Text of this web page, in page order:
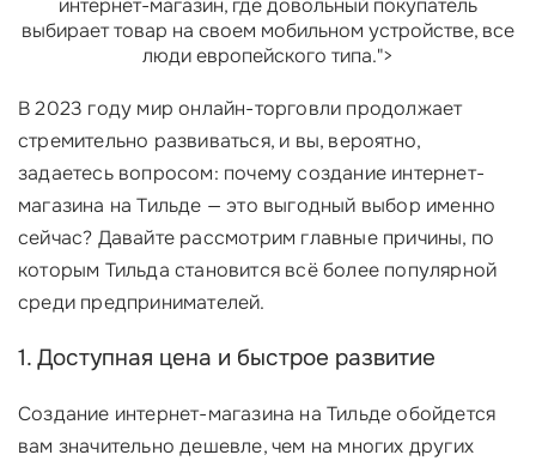
интернет-магазин, где довольный покупатель
выбирает товар на своем мобильном устройстве, все
люди европейского типа.">
В 2023 году мир онлайн-торговли продолжает
стремительно развиваться, и вы, вероятно,
задаетесь вопросом: почему создание интернет-
магазина на Тильде — это выгодный выбор именно
сейчас? Давайте рассмотрим главные причины, по
которым Тильда становится всё более популярной
среди предпринимателей.
1. Доступная цена и быстрое развитие
Создание интернет-магазина на Тильде обойдется
вам значительно дешевле, чем на многих других